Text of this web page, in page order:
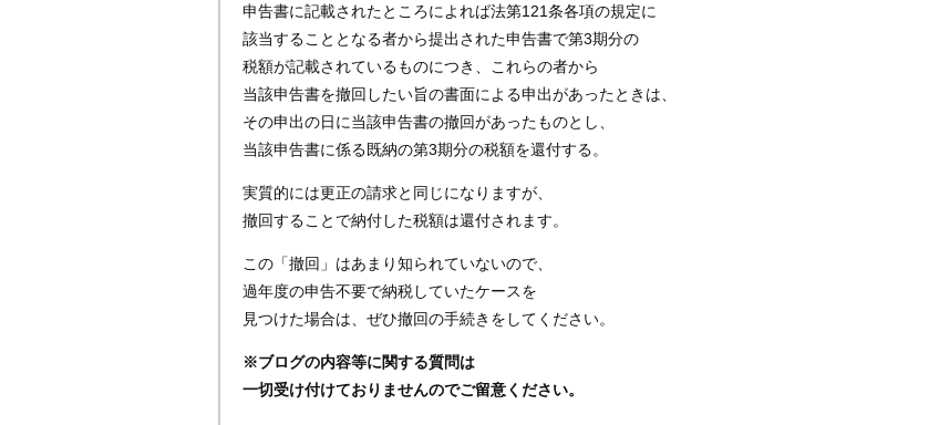
申告書に記載されたところによれば法第121条各項の規定に
該当することとなる者から提出された申告書で第3期分の
税額が記載されているものにつき、これらの者から
当該申告書を撤回したい旨の書面による申出があったときは、
その申出の日に当該申告書の撤回があったものとし、
当該申告書に係る既納の第3期分の税額を還付する。
実質的には更正の請求と同じになりますが、
撤回することで納付した税額は還付されます。
この「撤回」はあまり知られていないので、
過年度の申告不要で納税していたケースを
見つけた場合は、ぜひ撤回の手続きをしてください。
※ブログの内容等に関する質問は
一切受け付けておりませんのでご留意ください。